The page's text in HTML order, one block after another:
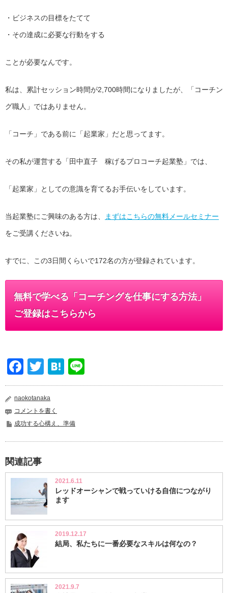
・ビジネスの目標をたてて
・その達成に必要な行動をする
ことが必要なんです。
私は、累計セッション時間が2,700時間になりましたが、「コーチン
グ職人」ではありません。
「コーチ」である前に「起業家」だと思ってます。
その私が運営する「田中直子 稼げるプロコーチ起業塾」では、
「起業家」としての意識を育てるお手伝いをしています。
当起業塾にご興味のある方は、 まずはこちらの無料メールセミナー
をご受講くださいね。
すでに、この3日間くらいで172名の方が登録されています。
無料で学べる「コーチングを仕事にする方法」
ご登録はこちらから
Facebook
TwitterHatena
naokotanaka
コメントを書く
成功する心構え、準備
関連記事
2021.6.11
レッドオーシャンで戦っていける自信につながり
ます
2019.12.17
結局、私たちに一番必要なスキルは何なの？
2021.9.7